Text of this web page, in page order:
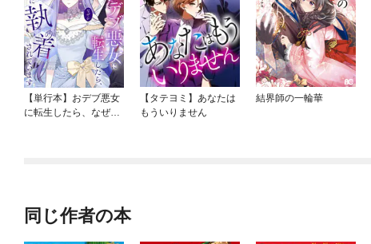
【単行本】おデブ悪女
に転生したら、なぜか
【タテヨミ】あなたは
もういりません
結界師の一輪華
同じ作者の本